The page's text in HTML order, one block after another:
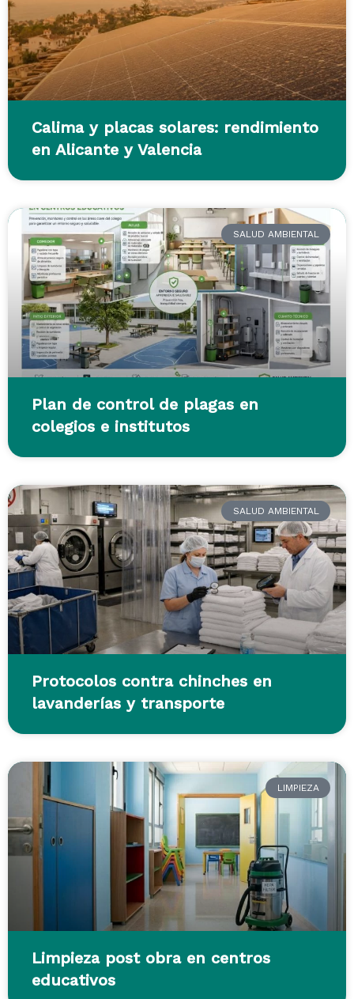
Calima y placas solares: rendimiento
en Alicante y Valencia
SALUD AMBIENTAL
Plan de control de plagas en
colegios e institutos
SALUD AMBIENTAL
Protocolos contra chinches en
lavanderías y transporte
LIMPIEZA
Limpieza post obra en centros
educativos